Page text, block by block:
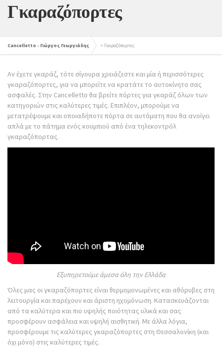
Γκαραζόπορτες
Cancelletto - Γιώργος Γεωργιάδης > Γκαραζόπορτες
Αν έχετε γκαράζ, τότε σίγουρα χρειάζεστε και μία ή περισσότερες
γκαραζόπορτες, για να μπορείτε να κρατάτε το αυτοκίνητο σας
ασφαλές. Στην Cancelletto θα βρείτε πόρτες για γκαράζ όλων των
κατηγοριών στις καλύτερες τιμές. Επιπλέον, μπορούμε να
μετατρέψουμε και οποιαδήποτε πόρτα σε αυτόματη που θα ανοίγει
απλά με το πάτημα ενός κουμπιού από ένα τηλεκοντρόλ
γκαραζόπορτας.
Εξυπηρετούμε άμεσα όλη την Ελλάδα
Όλες μας οι γκαραζόπορτες είναι θερμομονωμένες και αθόρυβες στη
λειτουργία και παρέχουν και άριστη ηχομόνωση. Κατασκευάζονται
από τα καλύτερα και πιο υψηλής ποιότητας υλικά και σας
προσφέρουν ασφάλεια και υψηλή αισθητική. Με άλλα λόγια,
προσφέρουμε τις καλύτερες γκαραζόπορτες στη Θεσσαλονίκη (και
όχι μόνο) στις καλύτερες τιμές.